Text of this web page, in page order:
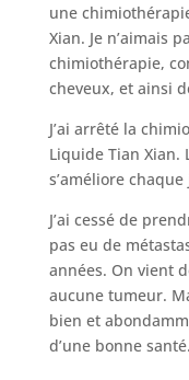
une
Xian. Je n’aimais
chimiothérapie,
cheveux, et ainsi
J’ai arrêté la
Liquide Tian Xian.
s’améliore chaque
J’ai cessé de
pas eu de
années. On vient
aucune tumeur.
bien et
d’une bonne santé.